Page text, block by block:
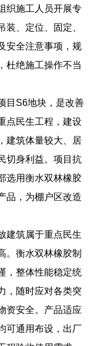
织施工人员开展专
、定位、固定、
安全注意事项，规
杜绝施工操作不当
目S6地块，是改善
点民生工程，建设
建筑体量较大、居
切身利益。项目抗
选用衡水双林橡胶
品，为棚户区改造
建筑属于重点民生
。衡水双林橡胶制
，整体性能稳定统
，随时应对各类突
资安全。产品适应
可通用布设，出厂